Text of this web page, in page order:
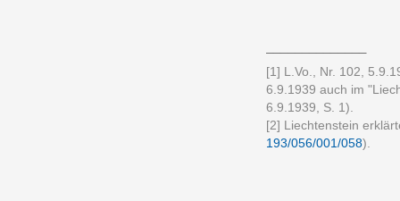
[1] L.Vo., Nr. 102,
6.9.1939 auch im
6.9.1939, S. 1).
[2] Liechtenstein
193/056/001/058).